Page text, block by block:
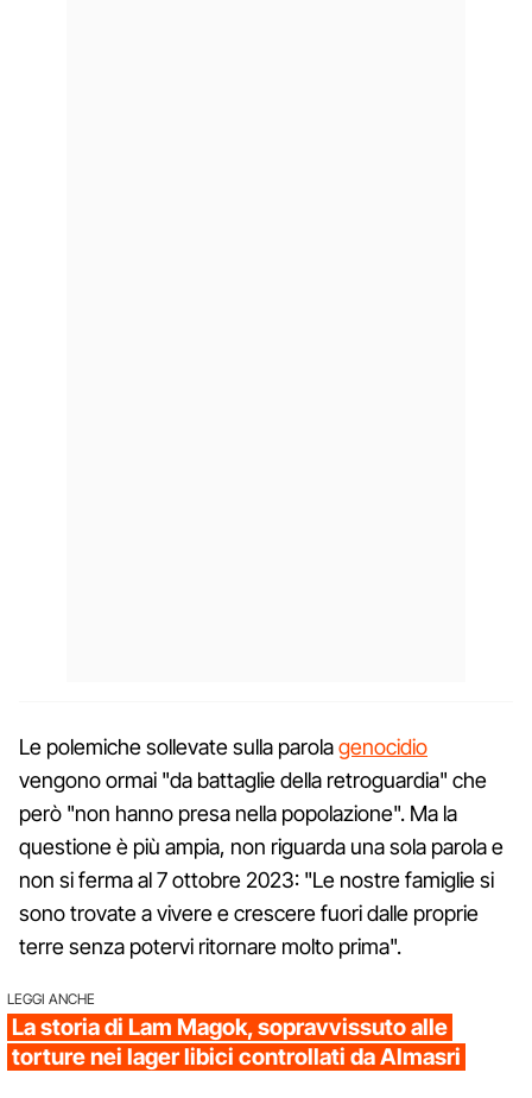
Le polemiche sollevate sulla parolagenocidio
vengono ormai "da battaglie della retroguardia" che
però "non hanno presa nella popolazione". Ma la
questione è più ampia, non riguarda una sola parola e
non si ferma al 7 ottobre 2023: "Le nostre famiglie si
sono trovate a vivere e crescere fuori dalle proprie
terre senza potervi ritornare molto prima".
LEGGI ANCHE
La storia di Lam Magok, sopravvissuto alle
torture nei lager libici controllati da Almasri